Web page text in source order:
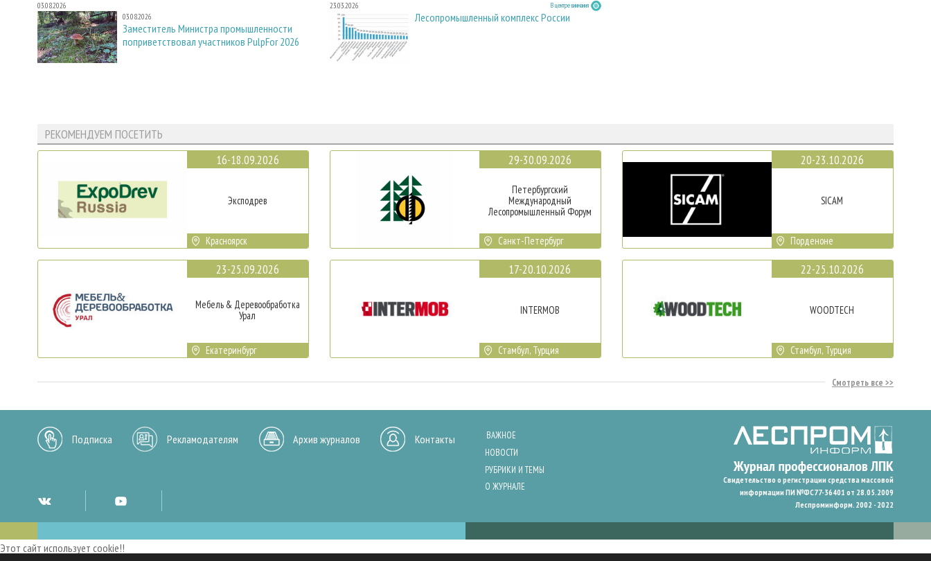
03.08.2026
03.08.2026
Заместитель Министра промышленности
поприветствовал участников PulpFor 2026
23.03.2026 В центре внимания
Лесопромышленный комплекс России
РЕКОМЕНДУЕМ ПОСЕТИТЬ
16-18.09.2026
Эксподрев
Красноярск
23-25.09.2026
Мебель & Деревообработка
Урал
Екатеринбург
29-30.09.2026
Петербургский
Международный
Лесопромышленный Форум
Санкт-Петербург
17-20.10.2026
INTERMOB
Стамбул, Турция
20-23.10.2026
SICAM
Порденоне
22-25.10.2026
WOODTECH
Стамбул, Турция
Смотреть все
Подписка Рекламодателям Архив журналов Контакты
ВАЖНОЕ
НОВОСТИ
РУБРИКИ И ТЕМЫ
О ЖУРНАЛЕ
Свидетельство о регистрации средства массовой
информации ПИ №ФС77-36401 от 28.05.2009
Леспроминформ. 2002 - 2022
Этот сайт использует cookie!!